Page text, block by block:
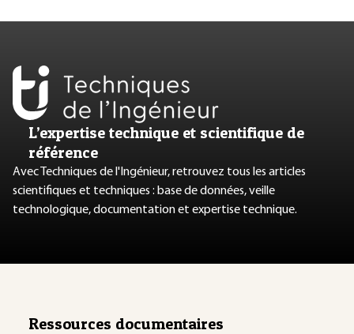
L’expertise technique et scientifique de
référence
Avec Techniques de l'Ingénieur, retrouvez tous les articles
scientifiques et techniques : base de données, veille
technologique, documentation et expertise technique.
Ressources documentaires